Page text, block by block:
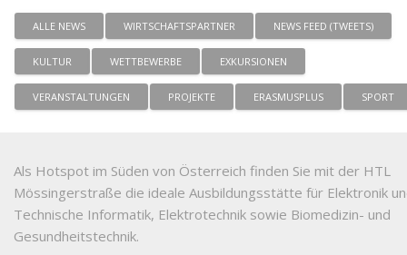
ALLE NEWS WIRTSCHAFTSPARTNER NEWS FEED (TWEETS)
KULTUR WETTBEWERBE EXKURSIONEN
VERANSTALTUNGEN PROJEKTE ERASMUSPLUS SPORT
Als Hotspot im Süden von Österreich finden Sie mit der HTL
Mössingerstraße die ideale Ausbildungsstätte für Elektronik
Technische Informatik, Elektrotechnik sowie Biomedizin- und
Gesundheitstechnik.